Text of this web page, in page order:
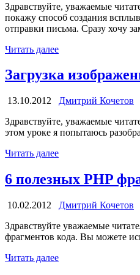
Здравствуйте, уважаемые
покажу способ создания
отправки письма. Сразу хочу
Читать далее
Загрузка
13.10.2012 Дмитрий Кочетов
Здравствуйте, уважаемые
этом уроке я попытаюсь
Читать далее
6 полезных PHP
10.02.2012 Дмитрий Кочетов
Здравствуйте уважаемые
фрагментов кода. Вы можете
Читать далее